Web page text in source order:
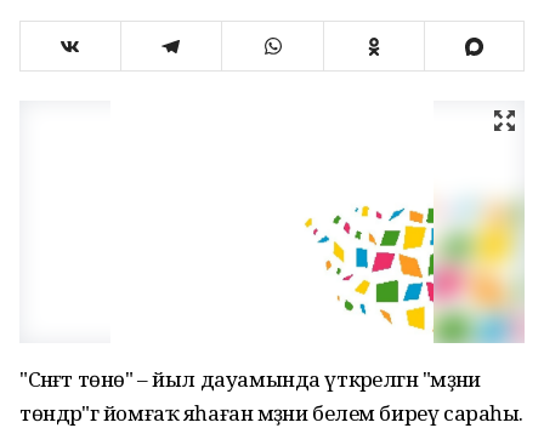
"Сәнғәт төнө" – йыл дауамында үткәрелгән "мәҙәни
төндәр"гә йомғаҡ яһаған мәҙәни белем биреү сараһы.